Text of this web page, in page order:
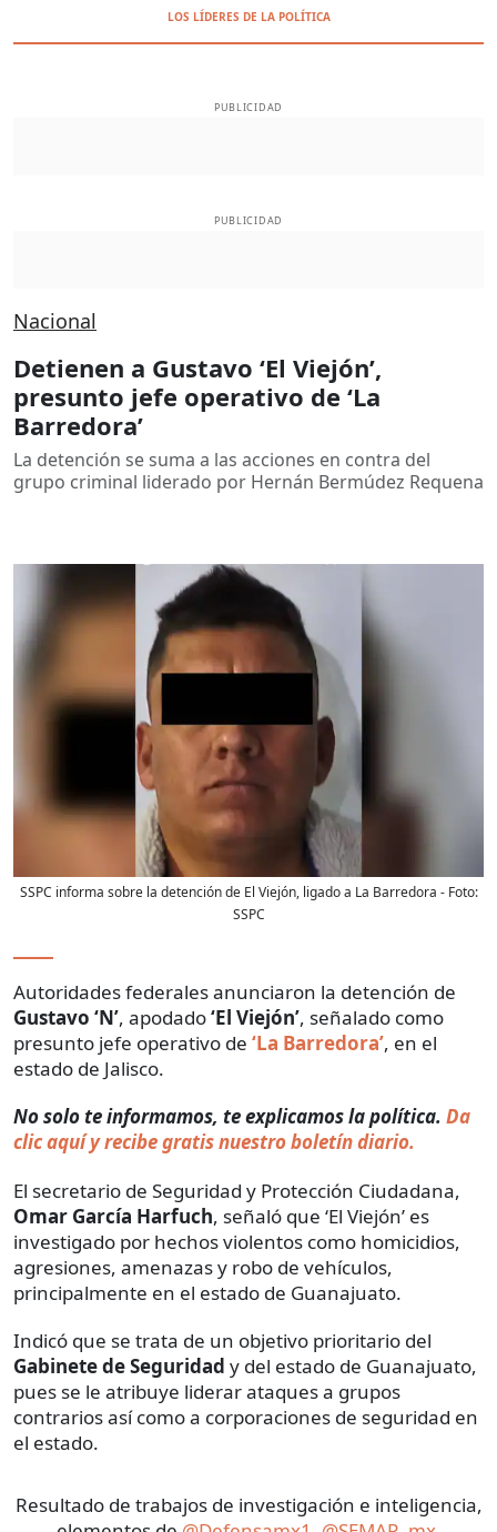
LOS LÍDERES DE LA POLÍTICA
PUBLICIDAD
PUBLICIDAD
Nacional
Detienen a Gustavo ‘El Viejón’,
presunto jefe operativo de ‘La
Barredora’
La detención se suma a las acciones en contra del
grupo criminal liderado por Hernán Bermúdez Requena
SSPC informa sobre la detención de El Viejón, ligado a La Barredora - Foto:
SSPC
Autoridades federales anunciaron la detención de
Gustavo ‘N’, apodado‘El Viejón’, señalado como
presunto jefe operativo de ‘La Barredora’, en el
estado de Jalisco.
No solo te informamos, te explicamos la política. Da
clic aquí y recibe gratis nuestro boletín diario.
El secretario de Seguridad y Protección Ciudadana,
Omar García Harfuch, señaló que ‘El Viejón’ es
investigado por hechos violentos como homicidios,
agresiones, amenazas y robo de vehículos,
principalmente en el estado de Guanajuato.
Indicó que se trata de un objetivo prioritario del
Gabinete de Seguridad y del estado de Guanajuato,
pues se le atribuye liderar ataques a grupos
contrarios así como a corporaciones de seguridad en
el estado.
Resultado de trabajos de investigación e inteligencia,